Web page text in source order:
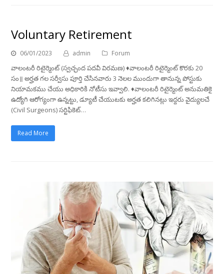
Voluntary Retirement
06/01/2023 admin Forum
వాలంటరీ రిటైర్మెంట్ (స్వచ్ఛంద పదవీ విరమణ) ♦️వాలంటరీ రిటైర్మెంట్ కొరకు 20
సం॥ అర్హత గల సర్వీసు పూర్తి చేసినవారు 3 నెలల ముందుగా తానున్న పోస్టుకు
నియామకము చేయు అధికారికి నోటీసు ఇవ్వాలి. ♦️వాలంటరీ రిటైర్మెంట్ అనుమతికై
ఉద్యోగి ఆరోగ్యంగా ఉన్నట్టు, డ్యూటీ చేయుటకు అర్హత కలిగినట్లు ఇద్దరు వైద్యులచే
(Civil Surgeons) సర్టిఫికెట్…
Read More